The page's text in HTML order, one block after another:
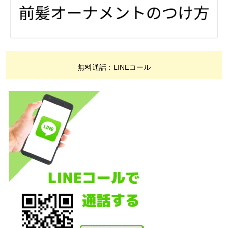
無料通話：LINEコール